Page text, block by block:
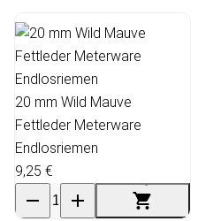
20 mm Wild Mauve
Fettleder Meterware
Endlosriemen
9,25 €